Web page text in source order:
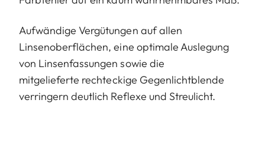
Aufwändige Vergütungen auf allen
Linsenoberflächen, eine optimale Auslegung
von Linsenfassungen sowie die
mitgelieferte rechteckige Gegenlichtblende
verringern deutlich Reflexe und Streulicht.